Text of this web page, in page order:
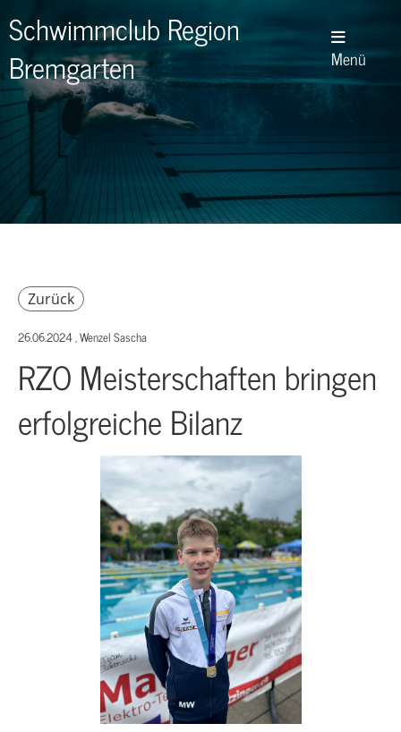
Schwimmclub Region
Bremgarten
Menü
Zurück
26.06.2024, Wenzel Sascha
RZO Meisterschaften bringen
erfolgreiche Bilanz